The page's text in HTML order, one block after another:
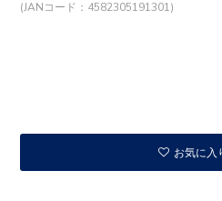
(JANコード：4582305191301)
お気に入